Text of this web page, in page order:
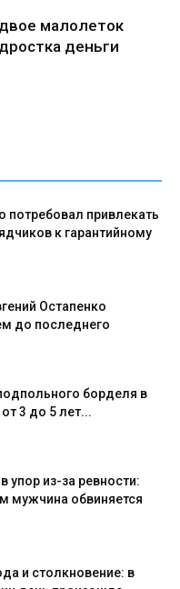
малолеток
деньги
потребовал привлекать
к гарантийному
Остапенко
до последнего
борделя в
3 до 5 лет...
упор из-за ревности:
мужчина обвиняется
и столкновение: в